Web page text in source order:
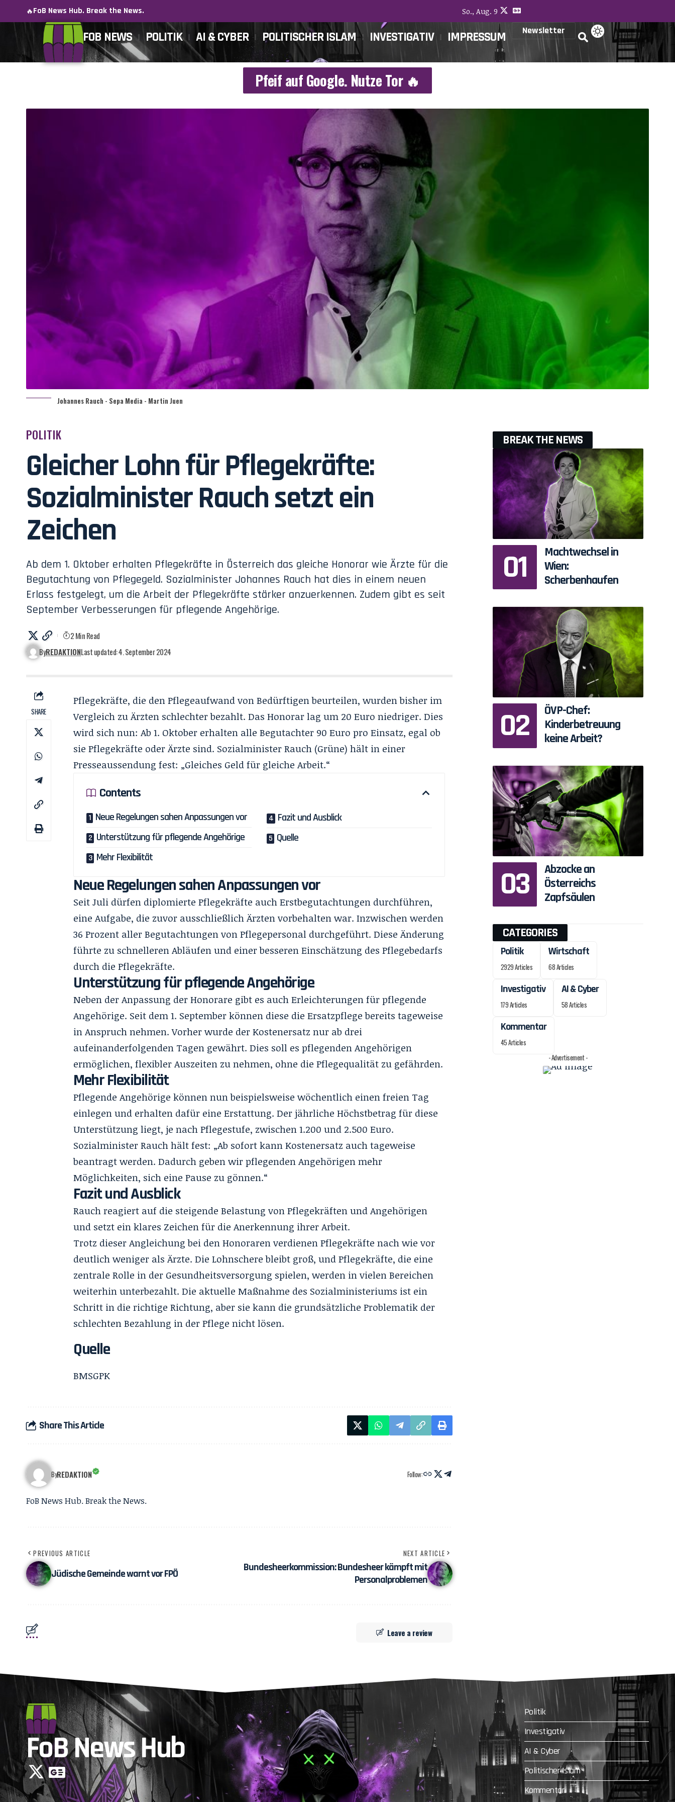
🔥FoB News Hub. Break the News. So., Aug. 9
FOB NEWS POLITIK AI & CYBER POLITISCHER ISLAM INVESTIGATIV IMPRESSUM Newsletter
Pfeif auf Google. Nutze Tor 🔥
Johannes Rauch - Sepa Media - Martin Juen
POLITIK
Gleicher Lohn für Pflegekräfte:
Sozialminister Rauch setzt ein
Zeichen
Ab dem 1. Oktober erhalten Pflegekräfte in Österreich das gleiche Honorar wie Ärzte für die
Begutachtung von Pflegegeld. Sozialminister Johannes Rauch hat dies in einem neuen
Erlass festgelegt, um die Arbeit der Pflegekräfte stärker anzuerkennen. Zudem gibt es seit
September Verbesserungen für pflegende Angehörige.
ByREDAKTIONLast updated: 4. September 2024
2 Min Read
SHARE
Pflegekräfte, die den Pflegeaufwand von Bedürftigen beurteilen, wurden bisher im
Vergleich zu Ärzten schlechter bezahlt. Das Honorar lag um 20 Euro niedriger. Dies
wird sich nun: Ab 1. Oktober erhalten alle Begutachter 90 Euro pro Einsatz, egal ob
sie Pflegekräfte oder Ärzte sind. Sozialminister Rauch (Grüne) hält in einer
Presseaussendung fest: „Gleiches Geld für gleiche Arbeit.“
Contents
Neue Regelungen sahen Anpassungen vor
Unterstützung für pflegende Angehörige
Mehr Flexibilität
Fazit und Ausblick
Quelle
Neue Regelungen sahen Anpassungen vor
Seit Juli dürfen diplomierte Pflegekräfte auch Erstbegutachtungen durchführen,
eine Aufgabe, die zuvor ausschließlich Ärzten vorbehalten war. Inzwischen werden
36 Prozent aller Begutachtungen von Pflegepersonal durchgeführt. Diese Änderung
führte zu schnelleren Abläufen und einer besseren Einschätzung des Pflegebedarfs
durch die Pflegekräfte.
Unterstützung für pflegende Angehörige
Neben der Anpassung der Honorare gibt es auch Erleichterungen für pflegende
Angehörige. Seit dem 1. September können diese die Ersatzpflege bereits tageweise
in Anspruch nehmen. Vorher wurde der Kostenersatz nur ab drei
aufeinanderfolgenden Tagen gewährt. Dies soll es pflegenden Angehörigen
ermöglichen, flexibler Auszeiten zu nehmen, ohne die Pflegequalität zu gefährden.
Mehr Flexibilität
Pflegende Angehörige können nun beispielsweise wöchentlich einen freien Tag
einlegen und erhalten dafür eine Erstattung. Der jährliche Höchstbetrag für diese
Unterstützung liegt, je nach Pflegestufe, zwischen 1.200 und 2.500 Euro.
Sozialminister Rauch hält fest: „Ab sofort kann Kostenersatz auch tageweise
beantragt werden. Dadurch geben wir pflegenden Angehörigen mehr
Möglichkeiten, sich eine Pause zu gönnen.“
Fazit und Ausblick
Rauch reagiert auf die steigende Belastung von Pflegekräften und Angehörigen
und setzt ein klares Zeichen für die Anerkennung ihrer Arbeit.
Trotz dieser Angleichung bei den Honoraren verdienen Pflegekräfte nach wie vor
deutlich weniger als Ärzte. Die Lohnschere bleibt groß, und Pflegekräfte, die eine
zentrale Rolle in der Gesundheitsversorgung spielen, werden in vielen Bereichen
weiterhin unterbezahlt. Die aktuelle Maßnahme des Sozialministeriums ist ein
Schritt in die richtige Richtung, aber sie kann die grundsätzliche Problematik der
schlechten Bezahlung in der Pflege nicht lösen.
Quelle
BMSGPK
Share This Article
ByREDAKTION Follow:
FoB News Hub. Break the News.
PREVIOUS ARTICLE
Jüdische Gemeinde warnt vor FPÖ
NEXT ARTICLE
Bundesheerkommission: Bundesheer kämpft mit
Personalproblemen
Leave a review
BREAK THE NEWS
Machtwechsel in
Wien:
Scherbenhaufen
ÖVP-Chef:
Kinderbetreuung
keine Arbeit?
Abzocke an
Österreichs
Zapfsäulen
CATEGORIES
Politik
2929 Articles
Wirtschaft
68 Articles
Investigativ
179 Articles
AI & Cyber
58 Articles
Kommentar
45 Articles
- Advertisement -
FoB News Hub
Politik
Investigativ
AI & Cyber
Politischer Islam
Kommentar